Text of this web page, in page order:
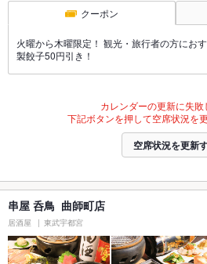
クーポン
火曜から木曜限定！ 観光・旅行者の方にお
製餃子50円引き！
カレンダーの更新に失敗
下記ボタンを押して空席状況を
空席状況を更新
串屋 呑鳥 曲師町店
居酒屋 東武宇都宮